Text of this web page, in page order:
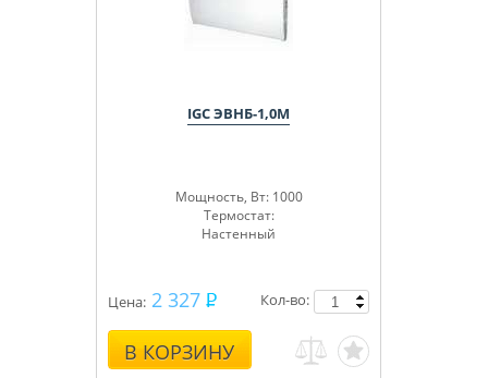
IGC ЭВНБ-1,0М
Мощность, Вт: 1000
Термостат:
Настенный
Цена: 2 327
В КОРЗИНУ
Кол-во: